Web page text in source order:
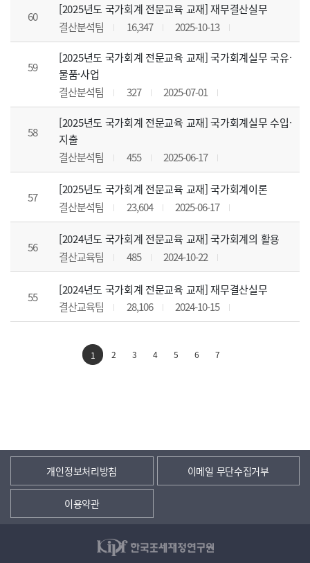
60
[2025년도 국가회계 전문교육 교재] 재무결산실무
결산분석팀
16,347 2025-10-13
59
[2025년도 국가회계 전문교육 교재] 국가회계실무 국유·
물품·사업
결산분석팀
327 2025-07-01
58
[2025년도 국가회계 전문교육 교재] 국가회계실무 수입·
지출
결산분석팀
455 2025-06-17
57
[2025년도 국가회계 전문교육 교재] 국가회계이론
결산분석팀
23,604 2025-06-17
56
[2024년도 국가회계 전문교육 교재] 국가회계의 활용
결산교육팀
485 2024-10-22
55
[2024년도 국가회계 전문교육 교재] 재무결산실무
결산교육팀
28,106 2024-10-15
1 2 3 4 5 6 7
개인정보처리방침 이메일 무단수집거부
이용약관